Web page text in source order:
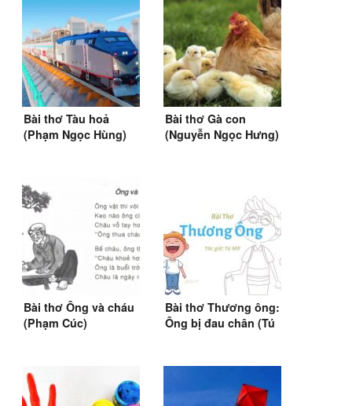
Bài thơ Tàu hoả
(Phạm Ngọc Hùng)
Bài thơ Gà con
(Nguyễn Ngọc Hưng)
Bài thơ Ông và cháu
(Phạm Cúc)
Bài thơ Thương ông:
Ông bị đau chân (Tú